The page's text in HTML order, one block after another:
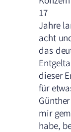
17
Jahre
acht
das
dieser
für
mir
habe,